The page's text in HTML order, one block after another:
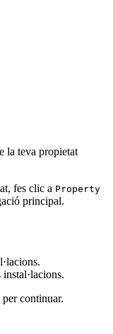
la teva propietat
fes clic a Property
principal.
per continuar.